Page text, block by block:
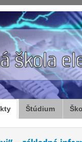
Štúdium